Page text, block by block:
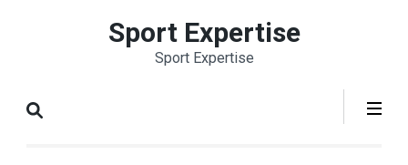
Entrée)
Sport Expertise
Sport Expertise